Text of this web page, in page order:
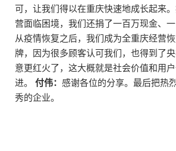
可，让我们得以在重庆快速地成长起来
营面临困境，我们还捐了一百万现金、一
从疫情恢复之后，我们成为全重庆经营
牌，因为很多顾客认可我们，也得到了
意更红火了，这大概就是社会价值和用
进。 付伟： 感谢各位的分享。最后把热
秀的企业。